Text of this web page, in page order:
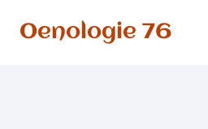
Oenologie 76